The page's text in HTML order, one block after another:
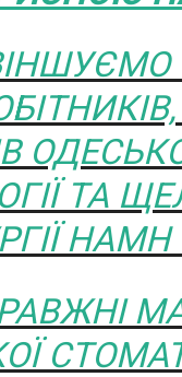
ТА